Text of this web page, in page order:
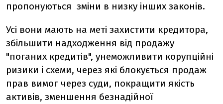
пропонуються зміни в низку інших законів.
Усі вони мають на меті захистити кредитора,
збільшити надходження від продажу
"поганих кредитів", унеможливити корупційні
ризики і схеми, через які блокується продаж
прав вимог через суди, покращити якість
активів, зменшення безнадійної